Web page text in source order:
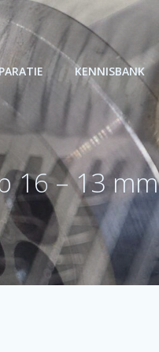
KENNISBANK
16 – 13 mm